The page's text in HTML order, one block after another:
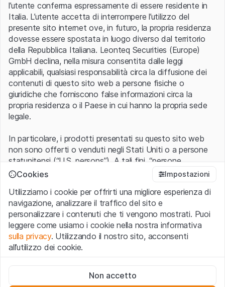
Errore del server.
l’utente conferma espressamente di essere residente in
Italia. L’utente accetta di interrompere l’utilizzo del
presente sito internet ove, in futuro, la propria residenza
dovesse essere spostata in luogo diverso dal territorio
della Repubblica Italiana. Leonteq Securities (Europe)
GmbH declina, nella misura consentita dalle leggi
applicabili, qualsiasi responsabilità circa la diffusione dei
contenuti di questo sito web a persone fisiche o
giuridiche che forniscono false informazioni circa la
propria residenza o il Paese in cui hanno la propria sede
legale.
In particolare, i prodotti presentati su questo sito web
non sono offerti o venduti negli Stati Uniti o a persone
statunitensi (“U.S. persons”). A tali fini, “persone
statunitensi” vanno intese nel significato ad esse ascritto
1933 che include le persone residenti negli Stati Uniti
d’America, le società per azioni e le altre forme societarie
americane.
Condizioni di utilizzo e informazioni legali
Con l’accesso al sito web (di seguito, il “Sito”) si dichiara
avvertenze importanti e le condizioni di utilizzo ivi rese
Cookies Impostazioni
Utilizziamo i cookie per offrirti una migliore esperienza di
navigazione, analizzare il traffico del sito e
personalizzare i contenuti che ti vengono mostrati. Puoi
leggere come usiamo i cookie nella nostra informativa
sulla privacy. Utilizzando il nostro sito, acconsenti
all’utilizzo dei cookie.
Questi cookie sono necessari per il funzionamento del sito
Non accetto